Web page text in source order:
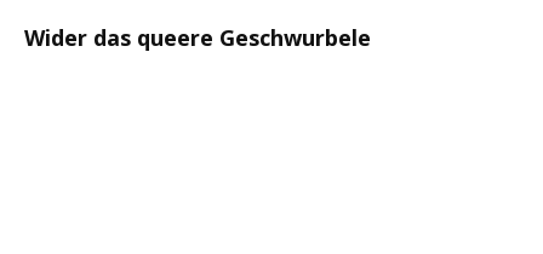
Wider das queere Geschwurbele